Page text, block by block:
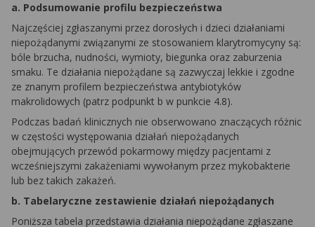
a. Podsumowanie profilu bezpieczeństwa
Najczęściej zgłaszanymi przez dorosłych i dzieci działaniami
niepożądanymi związanymi ze stosowaniem klarytromycyny są:
bóle brzucha, nudności, wymioty, biegunka oraz zaburzenia
smaku. Te działania niepożądane są zazwyczaj lekkie i zgodne
ze znanym profilem bezpieczeństwa antybiotyków
makrolidowych (patrz podpunkt b w punkcie 4.8).
Podczas badań klinicznych nie obserwowano znaczących różnic
w częstości występowania działań niepożądanych
obejmujących przewód pokarmowy między pacjentami z
wcześniejszymi zakażeniami wywołanym przez mykobakterie
lub bez takich zakażeń.
b. Tabelaryczne zestawienie działań niepożądanych
Poniższa tabela przedstawia działania niepożądane zgłaszane